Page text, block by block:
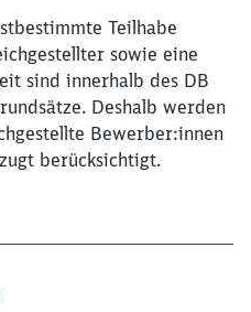
Teilhabe
sowie eine
sind innerhalb des DB
Deshalb werden
Bewerber:innen
berücksichtigt.